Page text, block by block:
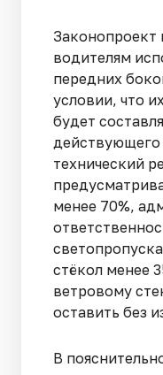
Законопроект
водителям
передних
условии, что
будет
технический
менее 70%,
стёкол менее
ветровому
оставить без
В